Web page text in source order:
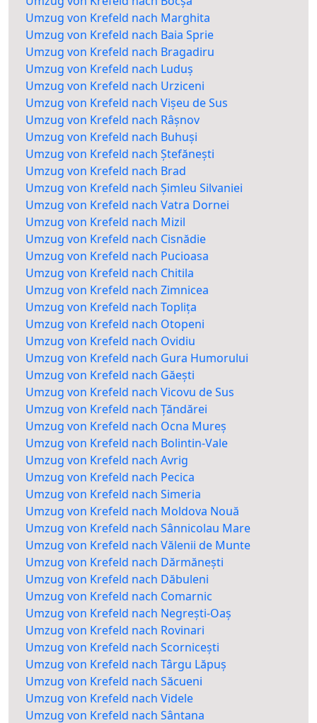
Umzug von Krefeld nach Marghita
Umzug von Krefeld nach Baia Sprie
Umzug von Krefeld nach Bragadiru
Umzug von Krefeld nach Luduș
Umzug von Krefeld nach Urziceni
Umzug von Krefeld nach Vișeu de Sus
Umzug von Krefeld nach Râșnov
Umzug von Krefeld nach Buhuși
Umzug von Krefeld nach Ștefănești
Umzug von Krefeld nach Brad
Umzug von Krefeld nach Șimleu Silvaniei
Umzug von Krefeld nach Vatra Dornei
Umzug von Krefeld nach Mizil
Umzug von Krefeld nach Cisnădie
Umzug von Krefeld nach Pucioasa
Umzug von Krefeld nach Chitila
Umzug von Krefeld nach Zimnicea
Umzug von Krefeld nach Toplița
Umzug von Krefeld nach Otopeni
Umzug von Krefeld nach Ovidiu
Umzug von Krefeld nach Gura Humorului
Umzug von Krefeld nach Găești
Umzug von Krefeld nach Vicovu de Sus
Umzug von Krefeld nach Țăndărei
Umzug von Krefeld nach Ocna Mureș
Umzug von Krefeld nach Bolintin-Vale
Umzug von Krefeld nach Avrig
Umzug von Krefeld nach Pecica
Umzug von Krefeld nach Simeria
Umzug von Krefeld nach Moldova Nouă
Umzug von Krefeld nach Sânnicolau Mare
Umzug von Krefeld nach Vălenii de Munte
Umzug von Krefeld nach Dărmănești
Umzug von Krefeld nach Dăbuleni
Umzug von Krefeld nach Comarnic
Umzug von Krefeld nach Negrești-Oaș
Umzug von Krefeld nach Rovinari
Umzug von Krefeld nach Scornicești
Umzug von Krefeld nach Târgu Lăpuș
Umzug von Krefeld nach Săcueni
Umzug von Krefeld nach Videle
Umzug von Krefeld nach Sântana